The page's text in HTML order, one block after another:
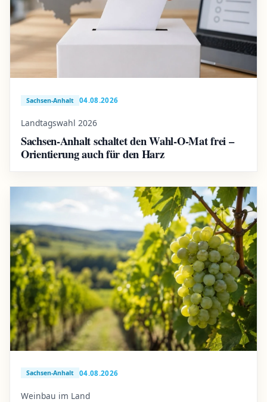
Sachsen-Anhalt 04.08.2026
Landtagswahl 2026
Sachsen-Anhalt schaltet den Wahl-O-Mat frei –
Orientierung auch für den Harz
Sachsen-Anhalt 04.08.2026
Weinbau im Land